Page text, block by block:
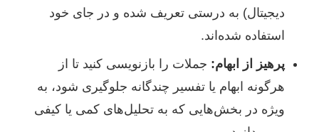
دیجیتال) به درستی تعریف شده و در جای خود
استفاده شده‌اند.
پرهیز از ابهام: جملات را بازنویسی کنید تا از
هرگونه ابهام یا تفسیر چندگانه جلوگیری شود، به
ویژه در بخش‌هایی که به تحلیل‌های کمی یا کیفی